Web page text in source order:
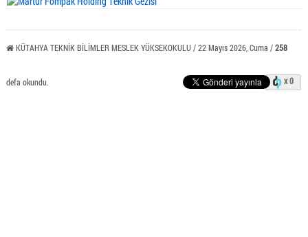
KÜTAHYA TEKNİK BİLİMLER MESLEK YÜKSEKOKULU / 22 Mayıs 2026, Cuma /258
defa okundu. x 0